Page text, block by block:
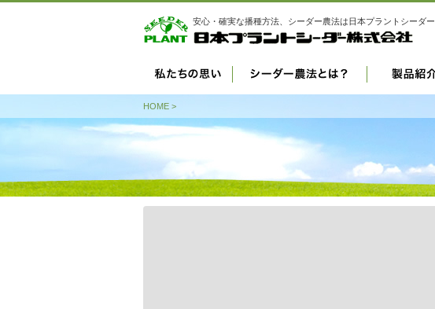
安心・確実な播種方法、シーダー農法は日本プラントシーダー
HOME >